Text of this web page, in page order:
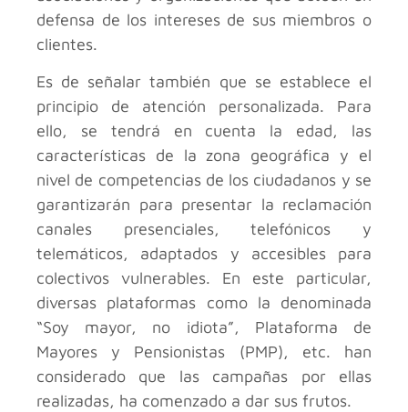
defensa de los intereses de sus miembros o
clientes.
Es de señalar también que se establece el
principio de atención personalizada. Para
ello, se tendrá en cuenta la edad, las
características de la zona geográfica y el
nivel de competencias de los ciudadanos y se
garantizarán para presentar la reclamación
canales presenciales, telefónicos y
telemáticos, adaptados y accesibles para
colectivos vulnerables. En este particular,
diversas plataformas como la denominada
“Soy mayor, no idiota”, Plataforma de
Mayores y Pensionistas (PMP), etc. han
considerado que las campañas por ellas
realizadas, ha comenzado a dar sus frutos.